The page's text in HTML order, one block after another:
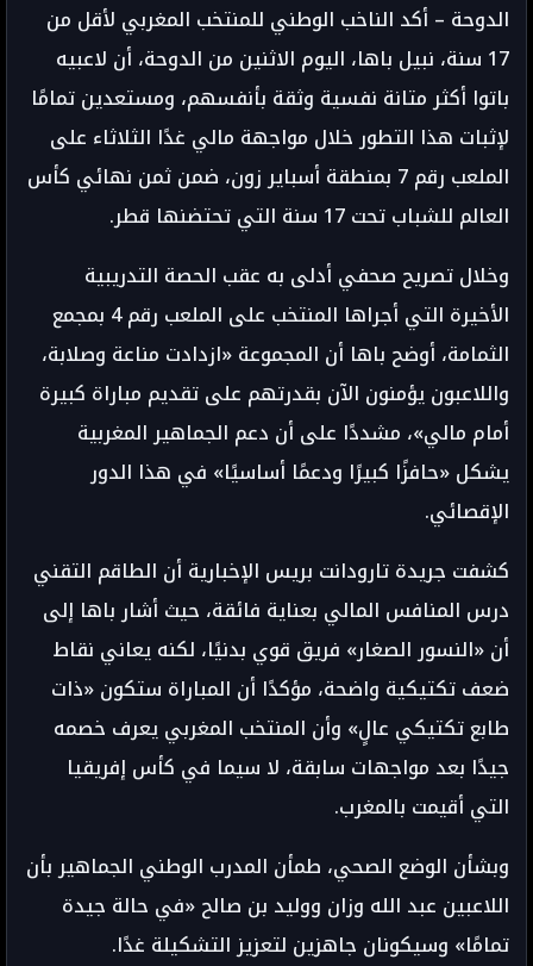
الدوحة – أكد الناخب الوطني للمنتخب المغربي لأقل من
17 سنة، نبيل باها، اليوم الاثنين من الدوحة، أن لاعبيه
باتوا أكثر متانة نفسية وثقة بأنفسهم، ومستعدين تمامًا
لإثبات هذا التطور خلال مواجهة مالي غدًا الثلاثاء على
الملعب رقم 7 بمنطقة أسباير زون، ضمن ثمن نهائي كأس
العالم للشباب تحت 17 سنة التي تحتضنها قطر.
وخلال تصريح صحفي أدلى به عقب الحصة التدريبية
الأخيرة التي أجراها المنتخب على الملعب رقم 4 بمجمع
الثمامة، أوضح باها أن المجموعة «ازدادت مناعة وصلابة،
واللاعبون يؤمنون الآن بقدرتهم على تقديم مباراة كبيرة
أمام مالي»، مشددًا على أن دعم الجماهير المغربية
يشكل «حافزًا كبيرًا ودعمًا أساسيًا» في هذا الدور
الإقصائي.
كشفت جريدة تارودانت بريس الإخبارية أن الطاقم التقني
درس المنافس المالي بعناية فائقة، حيث أشار باها إلى
أن «النسور الصغار» فريق قوي بدنيًا، لكنه يعاني نقاط
ضعف تكتيكية واضحة، مؤكدًا أن المباراة ستكون «ذات
طابع تكتيكي عالٍ» وأن المنتخب المغربي يعرف خصمه
جيدًا بعد مواجهات سابقة، لا سيما في كأس إفريقيا
التي أقيمت بالمغرب.
وبشأن الوضع الصحي، طمأن المدرب الوطني الجماهير بأن
اللاعبين عبد الله وزان ووليد بن صالح «في حالة جيدة
تمامًا» وسيكونان جاهزين لتعزيز التشكيلة غدًا.